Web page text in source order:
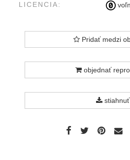
LICENCIA:
Pridať medzi
objednať
stiahnuť